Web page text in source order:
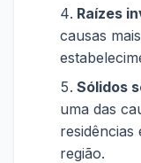
Raízes
causas
Sólidos
uma das
residências
região.